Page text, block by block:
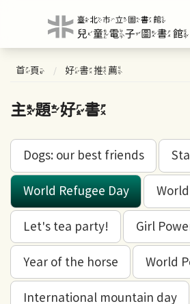
首頁 好書推薦
主題好書
Dogs: our best friends
World Refugee Day
Let's tea party! Girl
Year of the horse World
International mountain day